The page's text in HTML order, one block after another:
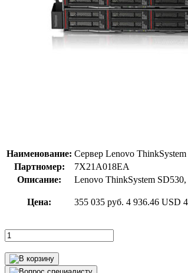
Наименование: Сервер Lenovo
Партномер:
7X21A018EA
Описание:
Lenovo ThinkSystem
Цена: 355 035 руб. 4 936.46 USD